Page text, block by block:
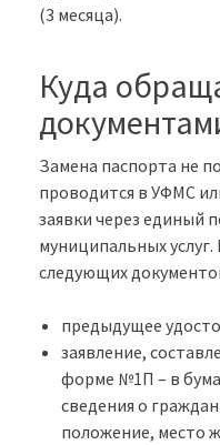
(3 месяца).
Куда
Замена паспорта не
проводится в УФМС
заявки через единый
муниципальных услуг.
следующих
предыдущее
заявление,
форме №1П – в
сведения о
положение, место